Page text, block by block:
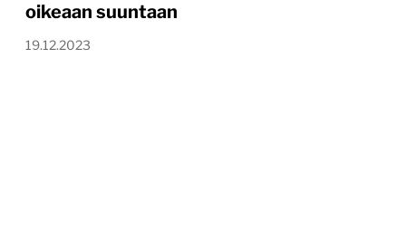
oikeaan suuntaan
19.12.2023